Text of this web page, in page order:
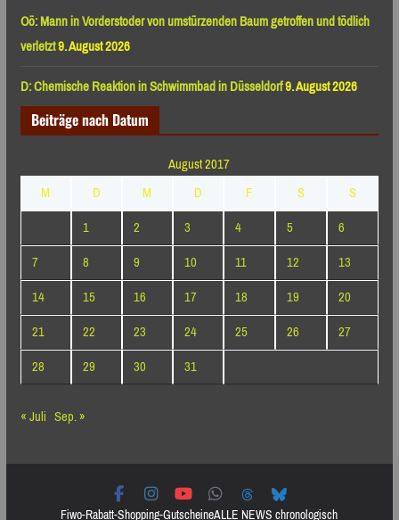
Oö: Mann in Vorderstoder von umstürzenden Baum getroffen und tödlich
verletzt9. August 2026
D: Chemische Reaktion in Schwimmbad in Düsseldorf9. August 2026
Beiträge nach Datum
August 2017
M
D M D F S
S
1
2 3 4 5
6
7
8 9 10 11 12
13
14
15 16 17 18 19
20
21
22 23 24 25 26
27
28
29 30
31
« Juli Sep. »
Fiwo-Rabatt-Shopping-GutscheineALLE NEWS chronologisch